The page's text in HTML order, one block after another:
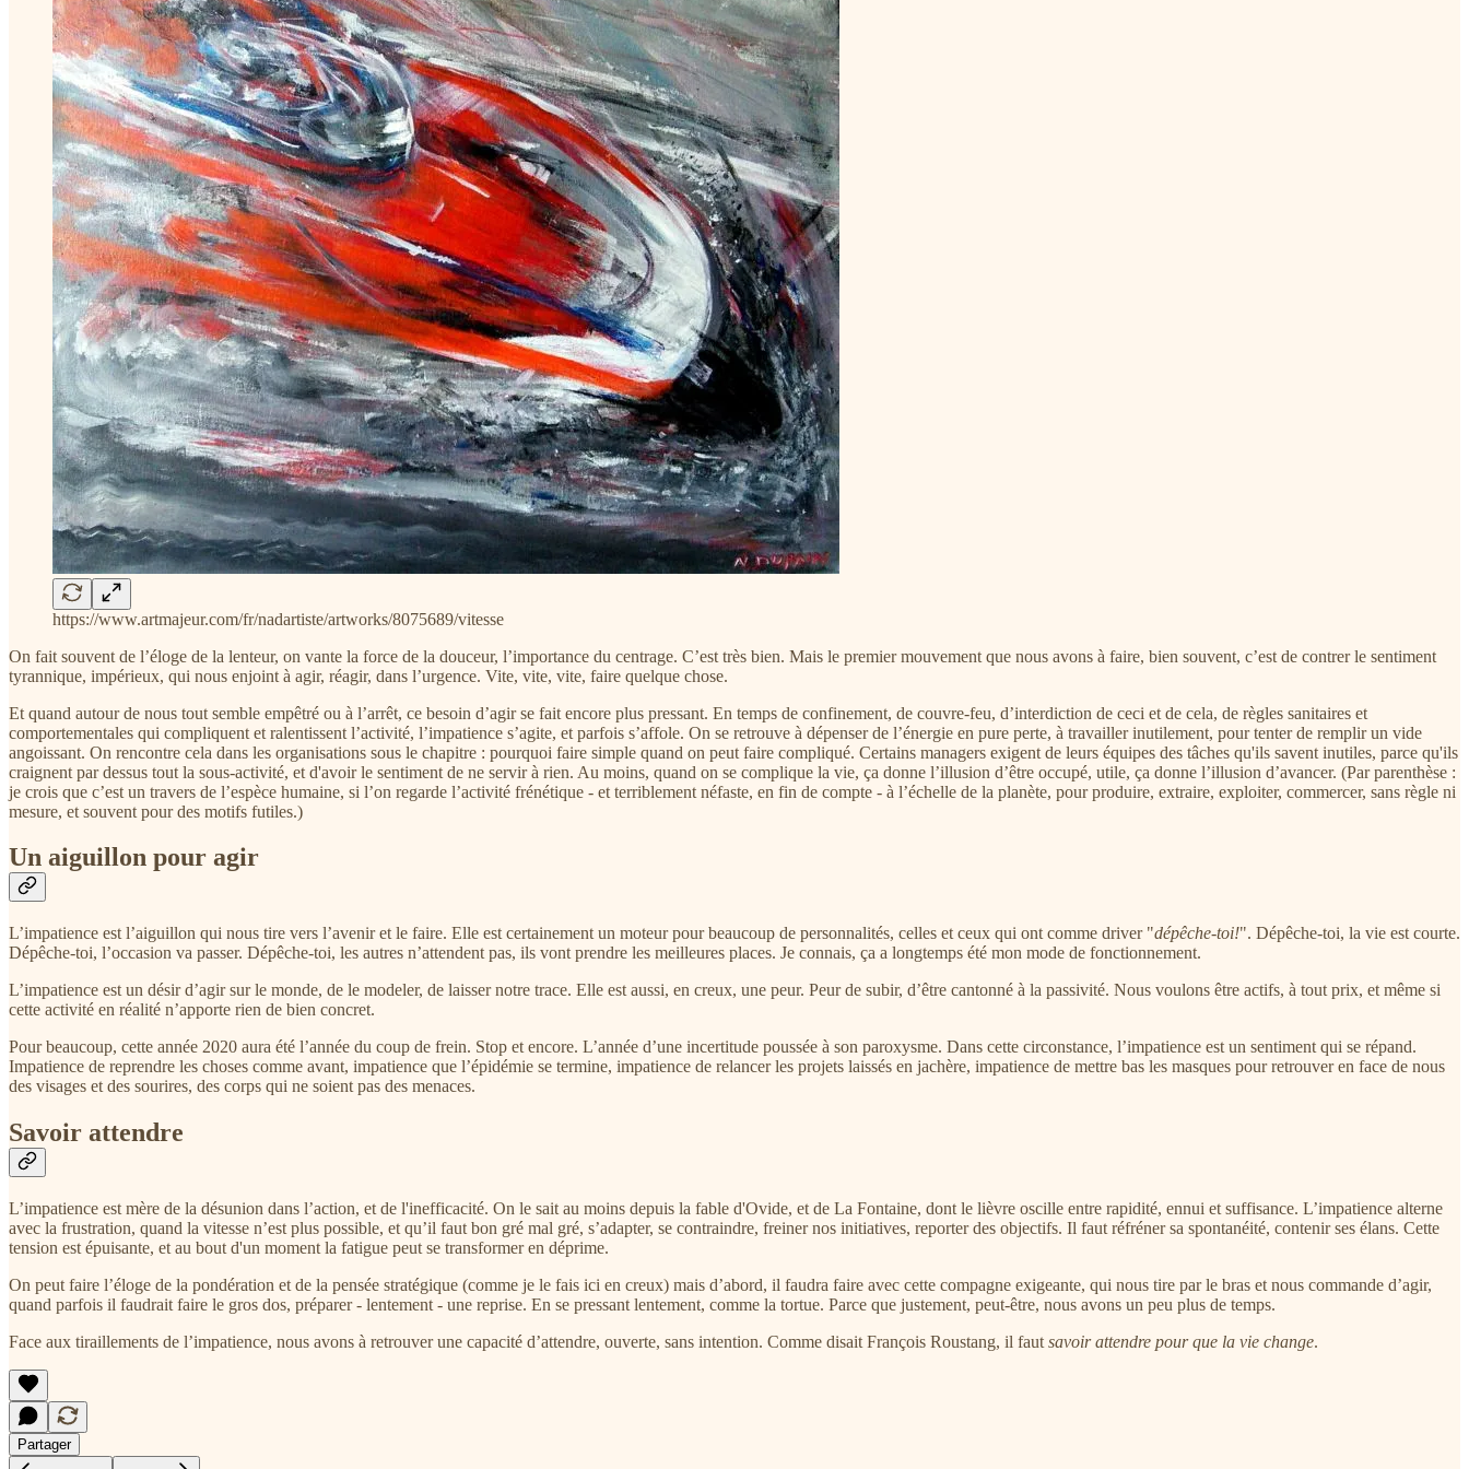
https://www.artmajeur.com/fr/nadartiste/artworks/8075689/vitesse
On fait souvent de l’éloge de la lenteur, on vante la force de la douceur, l’importance du centrage. C’est très bien. Mais le premier mouvement que nous avons à faire, bien souvent, c’est de contrer le sentiment
tyrannique, impérieux, qui nous enjoint à agir, réagir, dans l’urgence. Vite, vite, vite, faire quelque chose.
Et quand autour de nous tout semble empêtré ou à l’arrêt, ce besoin d’agir se fait encore plus pressant. En temps de confinement, de couvre-feu, d’interdiction de ceci et de cela, de règles sanitaires et
comportementales qui compliquent et ralentissent l’activité, l’impatience s’agite, et parfois s’affole. On se retrouve à dépenser de l’énergie en pure perte, à travailler inutilement, pour tenter de remplir un vide
angoissant. On rencontre cela dans les organisations sous le chapitre : pourquoi faire simple quand on peut faire compliqué. Certains managers exigent de leurs équipes des tâches qu'ils savent inutiles, parce qu'ils
craignent par dessus tout la sous-activité, et d'avoir le sentiment de ne servir à rien. Au moins, quand on se complique la vie, ça donne l’illusion d’être occupé, utile, ça donne l’illusion d’avancer. (Par parenthèse :
je crois que c’est un travers de l’espèce humaine, si l’on regarde l’activité frénétique - et terriblement néfaste, en fin de compte - à l’échelle de la planète, pour produire, extraire, exploiter, commercer, sans règle ni
mesure, et souvent pour des motifs futiles.)
Un aiguillon pour agir
L’impatience est l’aiguillon qui nous tire vers l’avenir et le faire. Elle est certainement un moteur pour beaucoup de personnalités, celles et ceux qui ont comme driver "dépêche-toi!". Dépêche-toi, la vie est courte.
Dépêche-toi, l’occasion va passer. Dépêche-toi, les autres n’attendent pas, ils vont prendre les meilleures places. Je connais, ça a longtemps été mon mode de fonctionnement.
L’impatience est un désir d’agir sur le monde, de le modeler, de laisser notre trace. Elle est aussi, en creux, une peur. Peur de subir, d’être cantonné à la passivité. Nous voulons être actifs, à tout prix, et même si
cette activité en réalité n’apporte rien de bien concret.
Pour beaucoup, cette année 2020 aura été l’année du coup de frein. Stop et encore. L’année d’une incertitude poussée à son paroxysme. Dans cette circonstance, l’impatience est un sentiment qui se répand.
Impatience de reprendre les choses comme avant, impatience que l’épidémie se termine, impatience de relancer les projets laissés en jachère, impatience de mettre bas les masques pour retrouver en face de nous
des visages et des sourires, des corps qui ne soient pas des menaces.
Savoir attendre
L’impatience est mère de la désunion dans l’action, et de l'inefficacité. On le sait au moins depuis la fable d'Ovide, et de La Fontaine, dont le lièvre oscille entre rapidité, ennui et suffisance. L’impatience alterne
avec la frustration, quand la vitesse n’est plus possible, et qu’il faut bon gré mal gré, s’adapter, se contraindre, freiner nos initiatives, reporter des objectifs. Il faut réfréner sa spontanéité, contenir ses élans. Cette
tension est épuisante, et au bout d'un moment la fatigue peut se transformer en déprime.
On peut faire l’éloge de la pondération et de la pensée stratégique (comme je le fais ici en creux) mais d’abord, il faudra faire avec cette compagne exigeante, qui nous tire par le bras et nous commande d’agir,
quand parfois il faudrait faire le gros dos, préparer - lentement - une reprise. En se pressant lentement, comme la tortue. Parce que justement, peut-être, nous avons un peu plus de temps.
Face aux tiraillements de l’impatience, nous avons à retrouver une capacité d’attendre, ouverte, sans intention. Comme disait François Roustang, il faut savoir attendre pour que la vie change.
Partager